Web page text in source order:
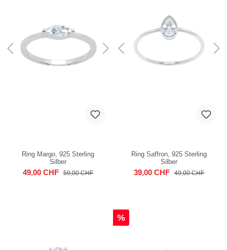
Ring Margo, 925 Sterling
Silber
49,00 CHF 59,00 CHF
Ring Saffron, 925 Sterling
Silber
39,00 CHF 49,00 CHF
%